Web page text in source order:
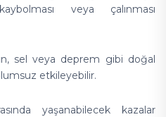
veya çalınması
sel veya deprem gibi doğal
etkileyebilir.
yaşanabilecek kazalar